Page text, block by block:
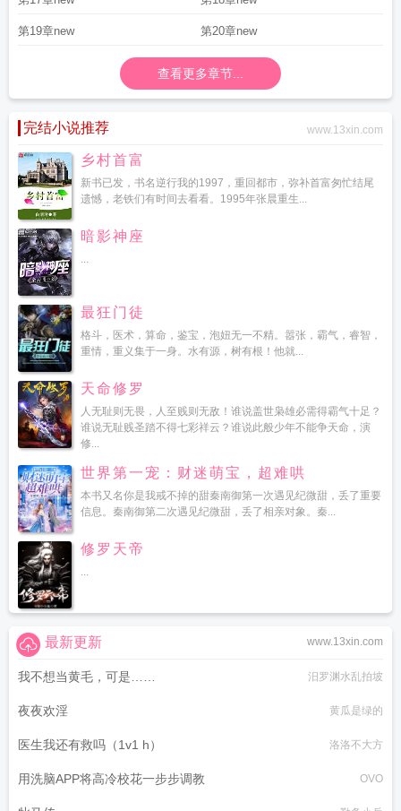
第19章new 第20章new
查看更多章节...
完结小说推荐 www.13xin.com
乡村首富
新书已发，书名逆行我的1997，重回都市，弥补首富匆忙结尾
遗憾，老铁们有时间去看看。1995年张晨重生...
暗影神座
...
最狂门徒
格斗，医术，算命，鉴宝，泡妞无一不精。嚣张，霸气，睿智，
重情，重义集于一身。水有源，树有根！他就...
天命修罗
人无耻则无畏，人至贱则无敌！谁说盖世枭雄必需得霸气十足？
谁说无耻贱圣踏不得七彩祥云？谁说此般少年不能争天命，演
修...
世界第一宠：财迷萌宝，超难哄
本书又名你是我戒不掉的甜秦南御第一次遇见纪微甜，丢了重要
信息。秦南御第二次遇见纪微甜，丢了相亲对象。秦...
修罗天帝
...
www.13xin.com
最新更新
我不想当黄毛，可是…… 汨罗渊水乱拍坡
夜夜欢淫 黄瓜是绿的
医生我还有救吗（1v1 h） 洛洛不大方
用洗脑APP将高冷校花一步步调教 OVO